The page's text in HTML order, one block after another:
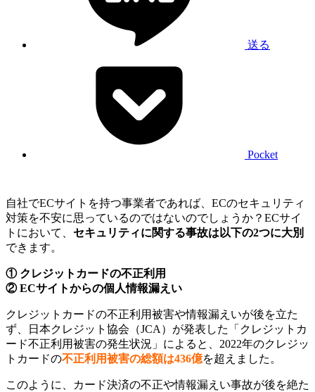
送る
Pocket
自社でECサイトを持つ事業者であれば、ECのセキュリティ
対策を不安に思っているのではないのでしょうか？ECサイ
トにおいて、 セキュリティに関する事故は以下の2つに大別
できます。
① クレジットカードの不正利用
② ECサイトからの個人情報漏えい
クレジットカードの不正利用被害や情報漏えいが後を立た
ず、日本クレジット協会（JCA）が発表した「クレジットカ
ード不正利用被害の発生状況」によると、2022年のクレジッ
トカードの不正利用被害の総額は436億を超えました。
このように、カード決済の不正や情報漏えい事故が後を絶た